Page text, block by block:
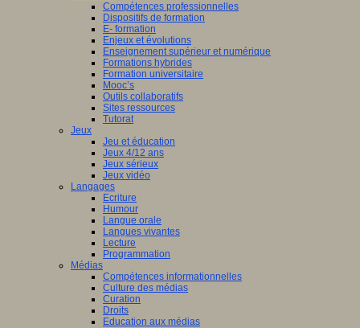
Compétences professionnelles
Dispositifs de formation
E- formation
Enjeux et évolutions
Enseignement supérieur et numérique
Formations hybrides
Formation universitaire
Mooc’s
Outils collaboratifs
Sites ressources
Tutorat
Jeux
Jeu et éducation
Jeux 4/12 ans
Jeux sérieux
Jeux vidéo
Langages
Ecriture
Humour
Langue orale
Langues vivantes
Lecture
Programmation
Médias
Compétences informationnelles
Culture des médias
Curation
Droits
Education aux médias